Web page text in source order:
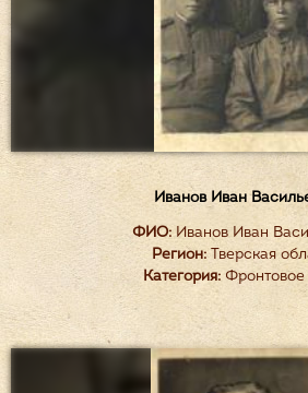
Иванов Иван
ФИО:Иванов Иван
Регион:Тверская
Категория: